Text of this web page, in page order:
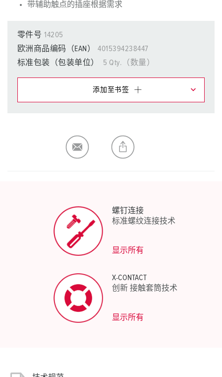
带辅助触点的插座根据需求
零件号 14205
欧洲商品编码（EAN）
4015394238447
标准包装（包装单位）
5 Qty.（数量）
添加至书签
生成新清单
螺钉连接
标准螺纹连接技术
显示所有
X-CONTACT
创新 接触套筒技术
显示所有